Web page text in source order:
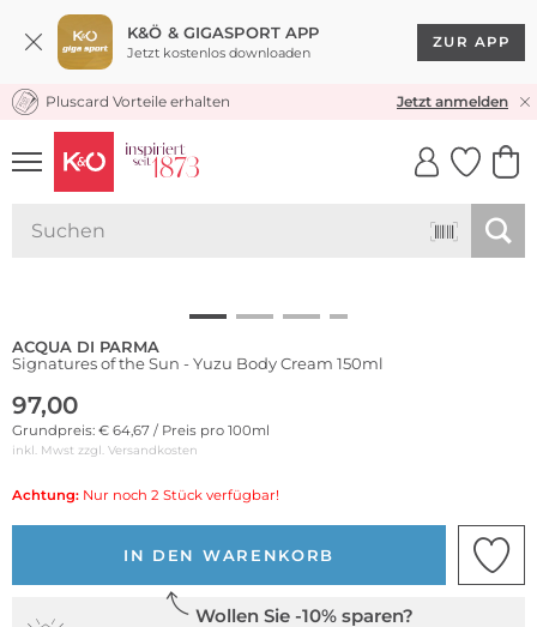
K&Ö & GIGASPORT APP
Jetzt kostenlos downloaden
ZUR APP
KOSTENLOSER VERSAND* & RÜCKVERSAND
Pluscard Vorteile erhalten Jetzt anmelden
UNSERE APP
CLICK &
ACQUA DI PARMA
Signatures of the Sun - Yuzu Body Cream 150ml
97,00
Grundpreis: € 64,67 / Preis pro 100ml
inkl. Mwst zzgl. Versandkosten
Achtung: Nur noch 2 Stück verfügbar!
IN DEN WARENKORB
Wollen Sie -10% sparen?